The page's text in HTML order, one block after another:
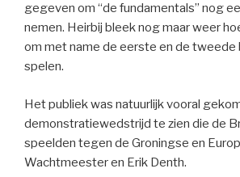
gegeven om “de fundamentals” nog
nemen. Heirbij bleek nog maar weer
om met name de eerste en de tweede
spelen.
Het publiek was natuurlijk vooral
demonstratiewedstrijd te zien die de
speelden tegen de Groningse en
Wachtmeester en Erik Denth.